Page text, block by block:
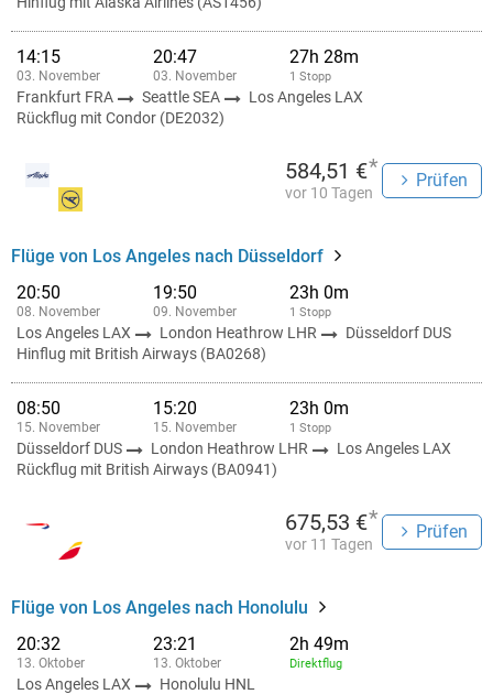
14:15
03. November
20:47
03. November
27h 28m
1 Stopp
Frankfurt FRA Seattle SEA
Los Angeles LAX
Rückflug mit Condor (DE2032)
584,51 €*
vor 10 Tagen
Prüfen
Flüge von Los Angeles nach Düsseldorf
20:50
08. November
19:50
09. November
23h 0m
1 Stopp
Los Angeles LAX London Heathrow LHR
Düsseldorf DUS
Hinflug mit British Airways (BA0268)
08:50
15. November
15:20
15. November
23h 0m
1 Stopp
Düsseldorf DUS London Heathrow LHR
Los Angeles LAX
Rückflug mit British Airways (BA0941)
675,53 €*
vor 11 Tagen
Prüfen
Flüge von Los Angeles nach Honolulu
20:32
13. Oktober
23:21
13. Oktober
2h 49m
Direktflug
Los Angeles LAX
Honolulu HNL